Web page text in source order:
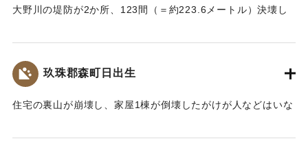
大野川の堤防が2か所、123間（＝約223.6メートル）決壊し
｜固有コード: 002680206
玖珠郡森町日出生
住宅の裏山が崩壊し、家屋1棟が倒壊したがけが人などはいな